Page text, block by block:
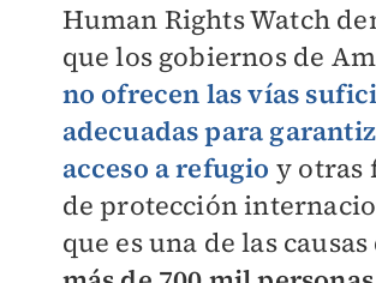
Human Rights Watch
que los gobiernos de
no ofrecen las vías
adecuadas para
acceso a refugio y otras
de protección
que es una de las